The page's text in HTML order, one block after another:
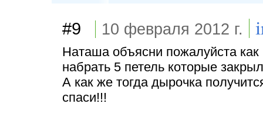
#9 10 февраля 2012 г.
Наташа объясни пожалуйста как
набрать 5 петель которые
А как же тогда дырочка
спаси!!!